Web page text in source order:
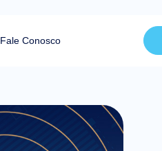
Fale Conosco